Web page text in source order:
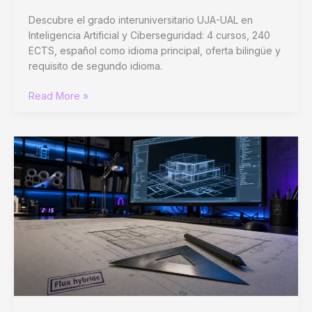
Descubre el grado interuniversitario UJA-UAL en
Inteligencia Artificial y Ciberseguridad: 4 cursos, 240
ECTS, español como idioma principal, oferta bilingüe y
requisito de segundo idioma.
Inteligencia
Ciberseguridad
en
la
UJA:
240
ECTS,
cuatrimestres
segundo
idioma
Read More »